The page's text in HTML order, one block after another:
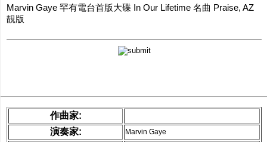
網購/發貨付運
Marvin Gaye ‎罕有電台首版大碟 In Our Lifetime 名曲 Praise, AZ
靚版
作曲家:
演奏家:
Marvin Gaye